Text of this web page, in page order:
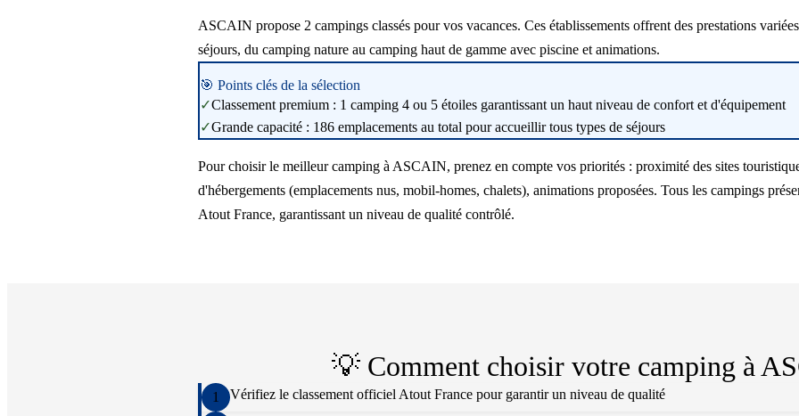
ASCAIN propose 2 campings classés pour vos vacances. Ces établissements offrent des prestations
séjours, du camping nature au camping haut de gamme avec piscine et animations.
🎯 Points clés de la sélection
✓Classement premium : 1 camping 4 ou 5 étoiles garantissant un haut niveau de confort et d'équipement
✓Grande capacité : 186 emplacements au total pour accueillir tous types de séjours
Pour choisir le meilleur camping à ASCAIN, prenez en compte vos priorités : proximité des sites
d'hébergements (emplacements nus, mobil-homes, chalets), animations proposées. Tous les campings
Atout France, garantissant un niveau de qualité contrôlé.
💡 Comment choisir votre camping à
1 Vérifiez le classement officiel Atout France pour garantir un niveau de qualité